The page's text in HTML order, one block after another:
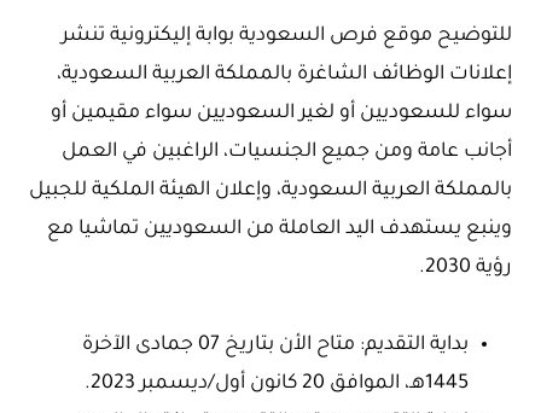
للتوضيح موقع فرص السعودية بوابة إليكترونية تنشر
إعلانات الوظائف الشاغرة بالمملكة العربية السعودية،
سواء للسعوديين أو لغير السعوديين سواء مقيمين أو
أجانب عامة ومن جميع الجنسيات، الراغبين في العمل
بالمملكة العربية السعودية، وإعلان الهيئة الملكية للجبيل
وينبع يستهدف اليد العاملة من السعوديين تماشيا مع
رؤية 2030.
بداية التقديم: متاح الأن بتاريخ 07 جمادى الآخرة
1445هـ، الموافق 20 كانون أول/ديسمبر 2023.